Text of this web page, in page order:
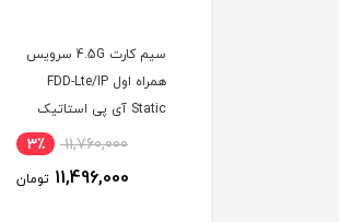
سیم کارت 4G/LTE همراه
اول اعتباری با بسته هدیه
مکالمه و اینترنت و
700,000 18٪
580,000 تومان